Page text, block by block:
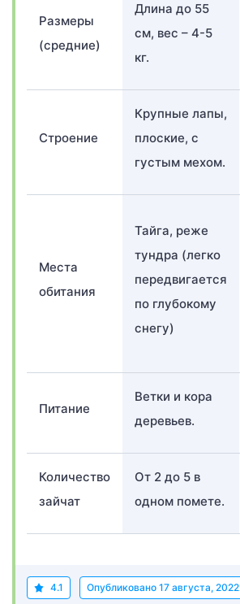
Размеры
(средние)
Длина до 55
см, вес – 4-5
кг.
Строение
Крупные лапы,
плоские, с
густым мехом.
Места
обитания
Тайга, реже
тундра (легко
передвигается
по глубокому
снегу)
Питание
Ветки и кора
деревьев.
Количество
зайчат
От 2 до 5 в
одном помете.
4.1 Опубликовано 17 августа, 2022